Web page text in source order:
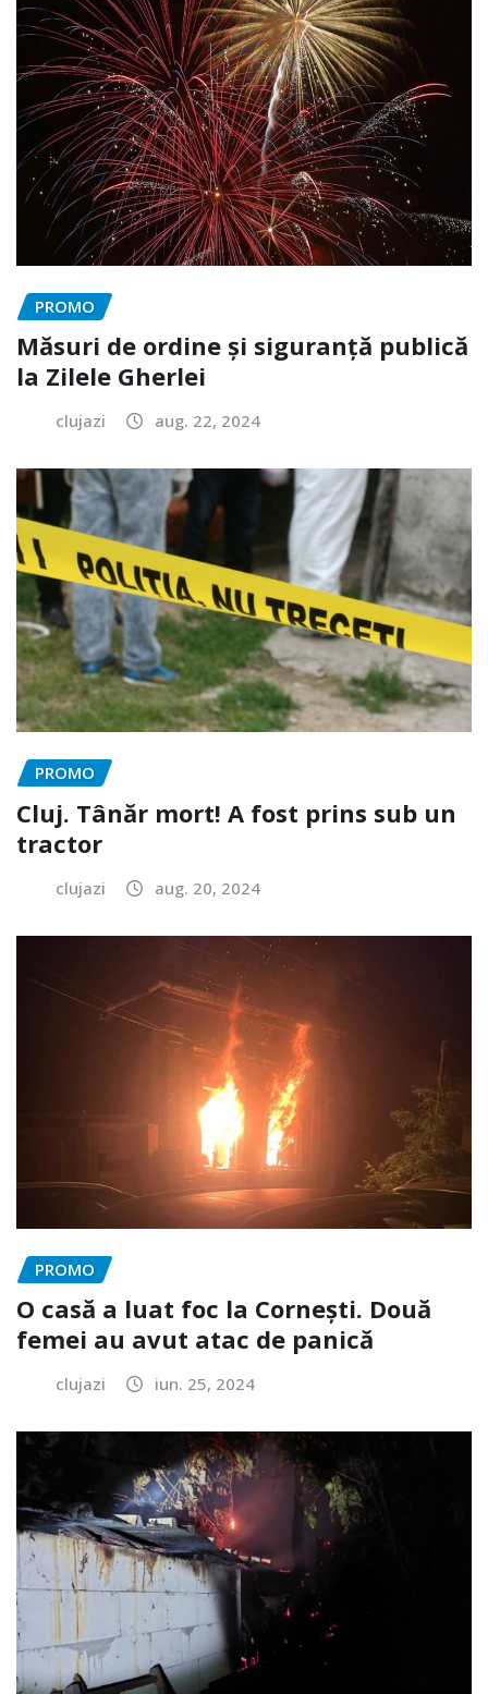
PROMO
Măsuri de ordine și siguranță publică
la Zilele Gherlei
clujazi aug. 22, 2024
PROMO
Cluj. Tânăr mort! A fost prins sub un
tractor
clujazi aug. 20, 2024
PROMO
O casă a luat foc la Cornești. Două
femei au avut atac de panică
clujazi iun. 25, 2024